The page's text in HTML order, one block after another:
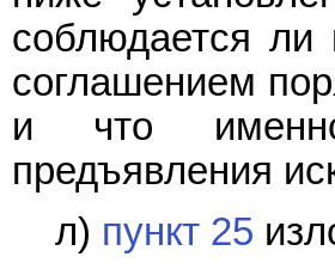
соблюдается ли
соглашением
и что именно
предъявления
л) пункт 25